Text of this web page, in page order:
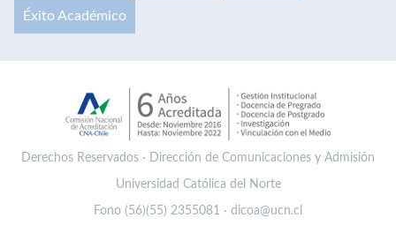
Éxito Académico
Derechos Reservados · Dirección de Comunicaciones y Admisión
Universidad Católica del Norte
Fono (56)(55) 2355081 · dicoa@ucn.cl